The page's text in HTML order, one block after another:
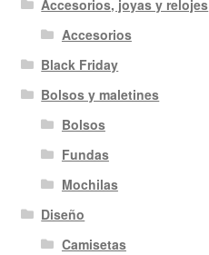
Accesorios, joyas y relojes
Accesorios
Black Friday
Bolsos y maletines
Bolsos
Fundas
Mochilas
Diseño
Camisetas